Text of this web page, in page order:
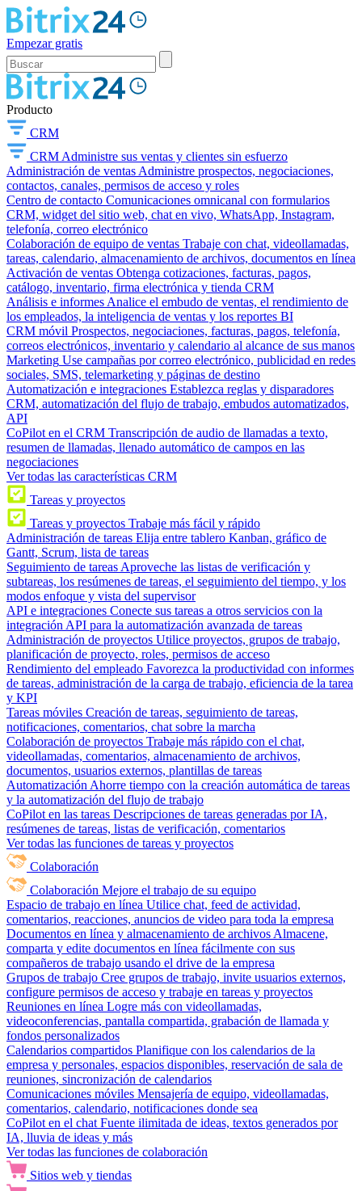
Empezar gratis
Producto
CRM
CRM Administre sus ventas y clientes sin esfuerzo
Administración de ventas Administre prospectos, negociaciones,
contactos, canales, permisos de acceso y roles
Centro de contacto Comunicaciones omnicanal con formularios
CRM, widget del sitio web, chat en vivo, WhatsApp, Instagram,
telefonía, correo electrónico
Colaboración de equipo de ventas Trabaje con chat, videollamadas,
tareas, calendario, almacenamiento de archivos, documentos en línea
Activación de ventas Obtenga cotizaciones, facturas, pagos,
catálogo, inventario, firma electrónica y tienda CRM
Análisis e informes Analice el embudo de ventas, el rendimiento de
los empleados, la inteligencia de ventas y los reportes BI
CRM móvil Prospectos, negociaciones, facturas, pagos, telefonía,
correos electrónicos, inventario y calendario al alcance de sus manos
Marketing Use campañas por correo electrónico, publicidad en redes
sociales, SMS, telemarketing y páginas de destino
Automatización e integraciones Establezca reglas y disparadores
CRM, automatización del flujo de trabajo, embudos automatizados,
API
CoPilot en el CRM Transcripción de audio de llamadas a texto,
resumen de llamadas, llenado automático de campos en las
negociaciones
Ver todas las características CRM
Tareas y proyectos
Tareas y proyectos Trabaje más fácil y rápido
Administración de tareas Elija entre tablero Kanban, gráfico de
Gantt, Scrum, lista de tareas
Seguimiento de tareas Aproveche las listas de verificación y
subtareas, los resúmenes de tareas, el seguimiento del tiempo, y los
modos enfoque y vista del supervisor
API e integraciones Conecte sus tareas a otros servicios con la
integración API para la automatización avanzada de tareas
Administración de proyectos Utilice proyectos, grupos de trabajo,
planificación de proyecto, roles, permisos de acceso
Rendimiento del empleado Favorezca la productividad con informes
de tareas, administración de la carga de trabajo, eficiencia de la tarea
y KPI
Tareas móviles Creación de tareas, seguimiento de tareas,
notificaciones, comentarios, chat sobre la marcha
Colaboración de proyectos Trabaje más rápido con el chat,
videollamadas, comentarios, almacenamiento de archivos,
documentos, usuarios externos, plantillas de tareas
Automatización Ahorre tiempo con la creación automática de tareas
y la automatización del flujo de trabajo
CoPilot en las tareas Descripciones de tareas generadas por IA,
resúmenes de tareas, listas de verificación, comentarios
Ver todas las funciones de tareas y proyectos
Colaboración
Colaboración Mejore el trabajo de su equipo
Espacio de trabajo en línea Utilice chat, feed de actividad,
comentarios, reacciones, anuncios de video para toda la empresa
Documentos en línea y almacenamiento de archivos Almacene,
comparta y edite documentos en línea fácilmente con sus
compañeros de trabajo usando el drive de la empresa
Grupos de trabajo Cree grupos de trabajo, invite usuarios externos,
configure permisos de acceso y trabaje en tareas y proyectos
Reuniones en línea Logre más con videollamadas,
videoconferencias, pantalla compartida, grabación de llamada y
fondos personalizados
Calendarios compartidos Planifique con los calendarios de la
empresa y personales, espacios disponibles, reservación de sala de
reuniones, sincronización de calendarios
Comunicaciones móviles Mensajería de equipo, videollamadas,
comentarios, calendario, notificaciones donde sea
CoPilot en el chat Fuente ilimitada de ideas, textos generados por
IA, lluvia de ideas y más
Ver todas las funciones de colaboración
Sitios web y tiendas